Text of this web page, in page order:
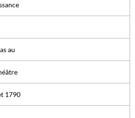
au
1790